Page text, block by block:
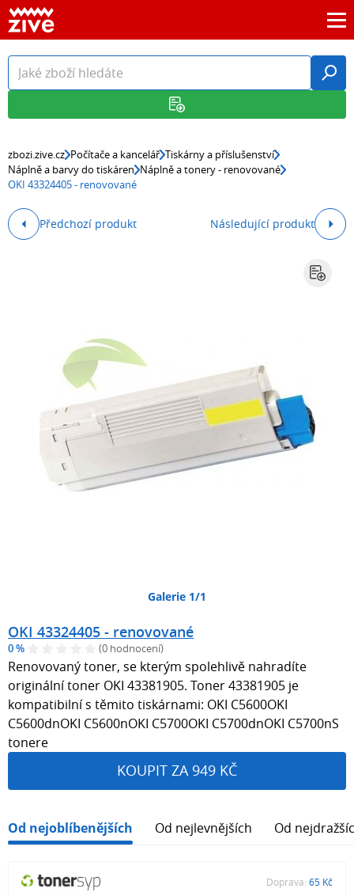
zbozi.zive.cz Počítače a kancelář Tiskárny a příslušenství
Náplně a barvy do tiskáren Náplně a tonery - renovované
OKI 43324405 - renovované
Předchozí produkt Následující produkt
Galerie 1/1
OKI 43324405 - renovované
0 % (0 hodnocení)
Renovovaný toner, se kterým spolehlivě nahradíte
originální toner OKI 43381905. Toner 43381905 je
kompatibilní s těmito tiskárnami: OKI C5600OKI
C5600dnOKI C5600nOKI C5700OKI C5700dnOKI C5700nS
tonere
KOUPIT ZA 949 KČ
Od nejoblíbenějších Od nejlevnějších Od
Doprava: 65 Kč